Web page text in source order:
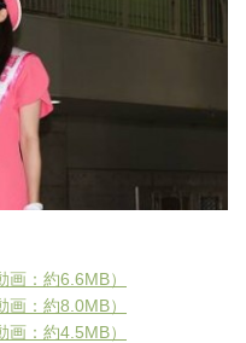
：約6.6MB）
：約8.0MB）
：約4.5MB）